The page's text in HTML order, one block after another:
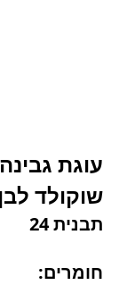
עוגת
שוקולד
תבנית 24
חומרים: